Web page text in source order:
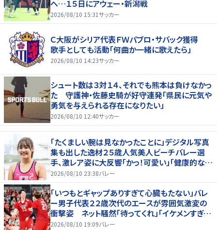
へ…１５日にアウェー・新潟戦
2026/08/10 15:31サッカー
Ｃ大阪がシリア代表ＦＷパブロ・サバック獲得
歌手としても活動「何曲か一緒に歌えたら」
2026/08/10 14:23サッカー
シュート数は３対１４、それでも熊本は負けなかっ
た 守護神・佐藤史騎が好守連発「県民に元気や
勇気を与えられる存在になりたい」
2026/08/10 12:40サッカー
「たくましい腕は見なかったことに」デジタル写真
集も出した逸材２５歳人気美人ビーチバレー選
手、激レア姿に大反響「かっ！可愛い」「健康的なキ
レイさ」
2026/08/10 23:38バレー
「いつもとギャップありすぎて心臓もたない」バレ
ー男子代表２２歳次代のエースが雰囲気激変の
衝撃姿 ネット騒然「待ってくれ」「イケメンすぎる
から話はいってこない」
2026/08/10 19:09バレー